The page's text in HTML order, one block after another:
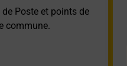
Poste et points de
commune.